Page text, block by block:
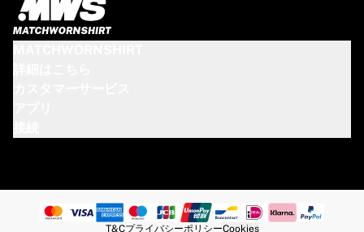
T&CプライバシーポリシーCookies